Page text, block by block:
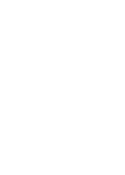
setzt auf neue
und Performance
Shop-, Plattform-
effizienter Prozesse